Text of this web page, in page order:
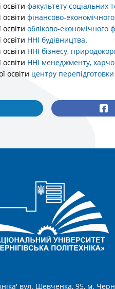
освітифакультету соціальних
освітифінансово-
освітиобліково-економічного
ННІ будівництва.
ННІ бізнесу,
ННІ менеджменту,
освіти центру
вул. Шевченка, 95, м.